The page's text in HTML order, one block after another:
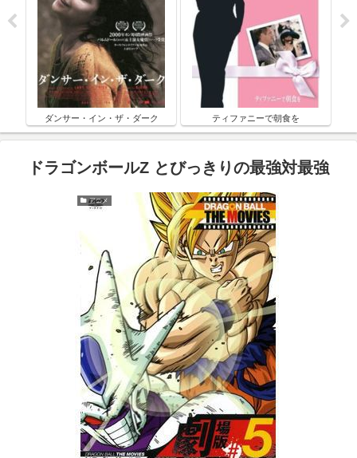
ダンサー・イン・ザ・ダーク ティファニーで朝食を
ドラゴンボールZ とびっきりの最強対最強
アニメ